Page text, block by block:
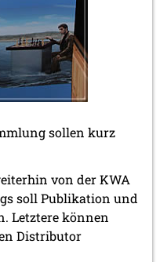
sollen kurz
von der KWA
soll Publikation und
Letztere können
Distributor